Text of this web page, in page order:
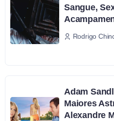
Sangue,
Rodrigo
Adam
Maiores
Alexandre